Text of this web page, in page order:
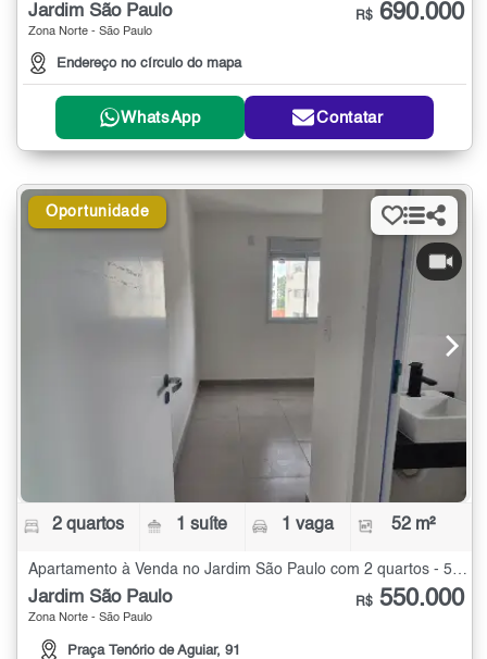
Jardim São Paulo
Zona Norte - São Paulo
Endereço no círculo do mapa
R$ 690.000
WhatsApp Contatar
Oportunidade
2 quartos 1 suíte 1 vaga 52 m²
Apartamento à Venda no Jardim São Paulo com 2 quartos - 52 m²
Jardim São Paulo
Zona Norte - São Paulo
Praça Tenório de Aguiar, 91
R$ 550.000